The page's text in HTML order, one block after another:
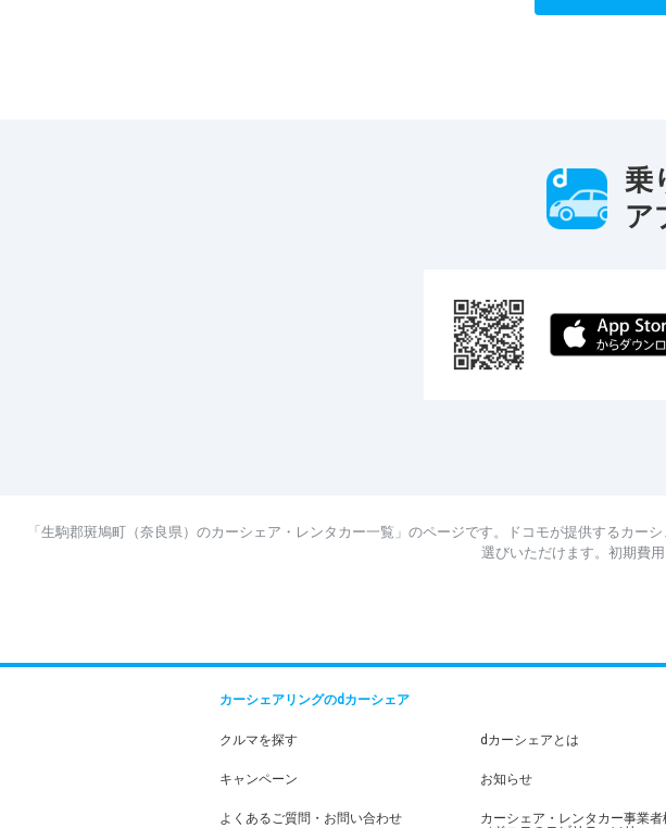
乗
ア
「生駒郡斑鳩町（奈良県）のカーシェア・レンタカー一覧」のページです。ドコモが提供するカーシ
選びいただけます。初期費
カーシェアリングのdカーシェア
クルマを探す dカーシェアとは
キャンペーン お知らせ
よくあるご質問・お問い合わせ
カーシェア・レンタカー事業者